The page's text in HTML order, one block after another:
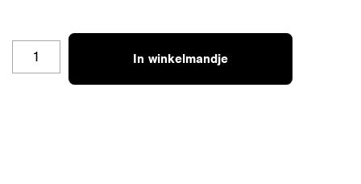
OZSET-
DALM-
In winkelmandje